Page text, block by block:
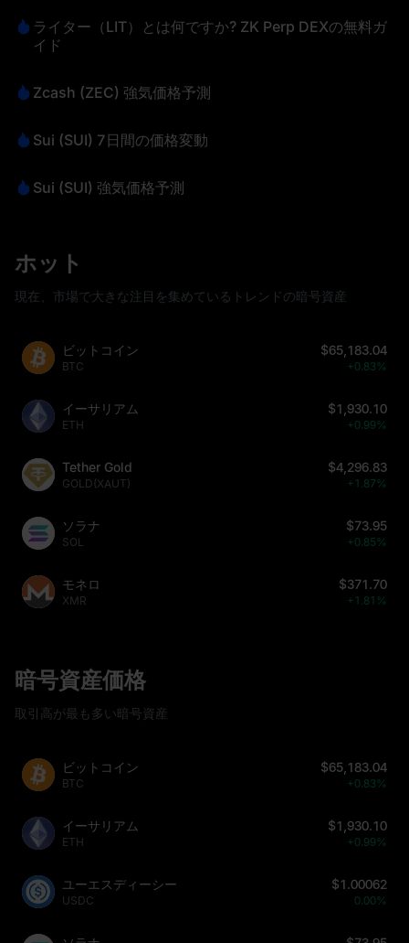
ライター（LIT）とは何ですか? ZK Perp DEXの無料ガ
イド
Zcash (ZEC) 強気価格予測
Sui (SUI) 7日間の価格変動
Sui (SUI) 強気価格予測
ホット
現在、市場で大きな注目を集めているトレンドの暗号資産
ビットコイン
BTC
$65,183.04
+0.83%
イーサリアム
ETH
$1,930.10
+0.99%
Tether Gold
GOLD(XAUT)
$4,296.83
+1.87%
ソラナ
SOL
$73.95
+0.85%
モネロ
XMR
$371.70
+1.81%
暗号資産価格
取引高が最も多い暗号資産
ビットコイン
BTC
$65,183.04
+0.83%
イーサリアム
ETH
$1,930.10
+0.99%
ユーエスディーシー
USDC
$1.00062
0.00%